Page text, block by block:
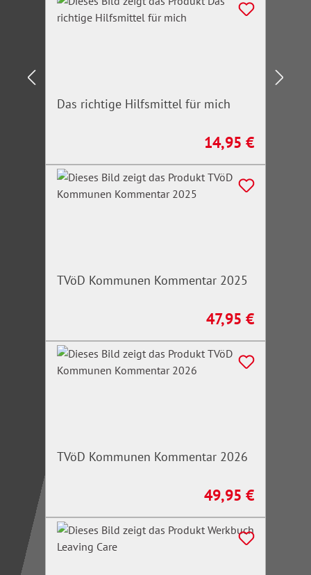
Das richtige Hilfsmittel für mich
Regulärer Preis:
14,95 €
TVöD Kommunen Kommentar 2025
Regulärer Preis:
47,95 €
TVöD Kommunen Kommentar 2026
Regulärer Preis:
49,95 €